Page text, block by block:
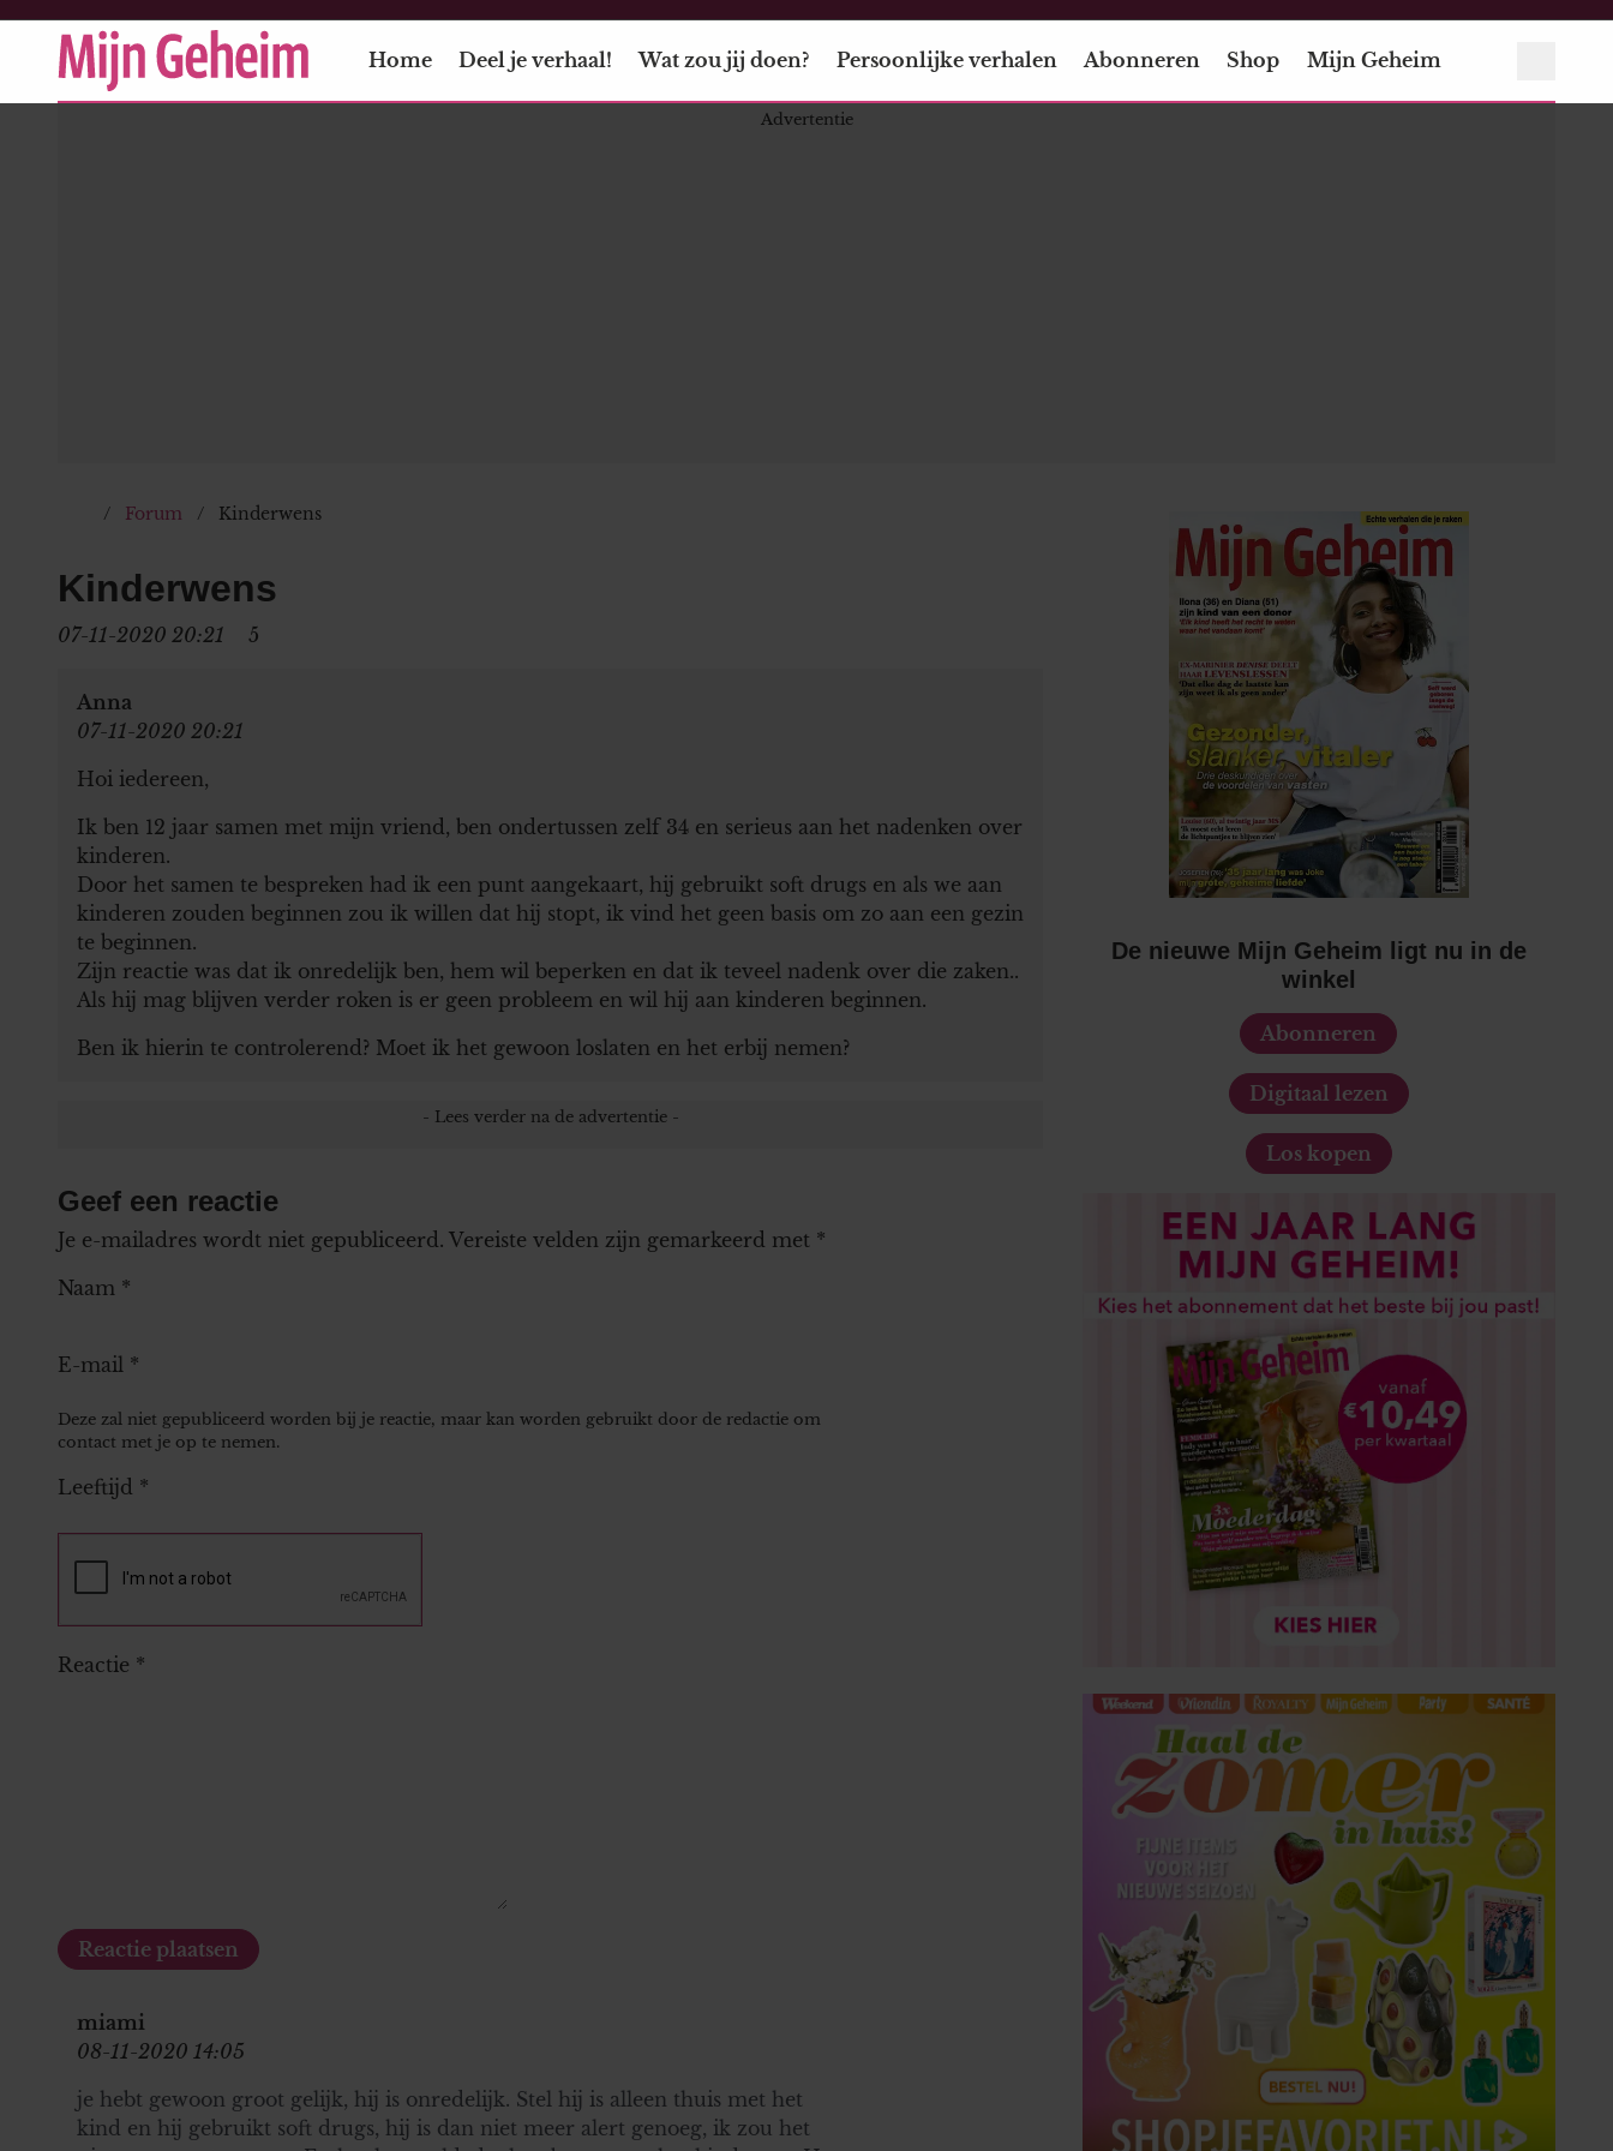
Home Deel je verhaal! Wat zou jij doen? Persoonlijke verhalen Abonneren Shop Mijn Geheim
Forum Kinderwens
Kinderwens
07-11-2020 20:21 5
Anna
07-11-2020 20:21
Hoi iedereen,
Ik ben 12 jaar samen met mijn vriend, ben ondertussen zelf 34 en serieus aan het nadenken over
kinderen.
Door het samen te bespreken had ik een punt aangekaart, hij gebruikt soft drugs en als we aan
kinderen zouden beginnen zou ik willen dat hij stopt, ik vind het geen basis om zo aan een gezin
te beginnen.
Zijn reactie was dat ik onredelijk ben, hem wil beperken en dat ik teveel nadenk over die zaken..
Als hij mag blijven verder roken is er geen probleem en wil hij aan kinderen beginnen.
Ben ik hierin te controlerend? Moet ik het gewoon loslaten en het erbij nemen?
Geef een reactie
Je e-mailadres wordt niet gepubliceerd. Vereiste velden zijn gemarkeerd met *
Naam *
E-mail *
Deze zal niet gepubliceerd worden bij je reactie, maar kan worden gebruikt door de redactie om
contact met je op te nemen.
Leeftijd *
Reactie *
miami
08-11-2020 14:05
je hebt gewoon groot gelijk, hij is onredelijk. Stel hij is alleen thuis met het
kind en hij gebruikt soft drugs, hij is dan niet meer alert genoeg, ik zou het
De nieuwe Mijn Geheim ligt nu in de
winkel
Abonneren
Digitaal lezen
Los kopen